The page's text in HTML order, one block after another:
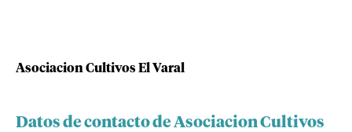
Asociacion Cultivos El Varal
Datos de contacto de Asociacion Cultivos